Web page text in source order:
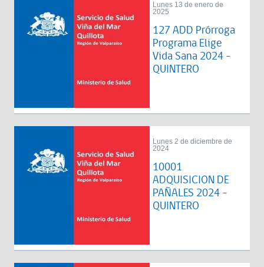
Lunes 13 de enero de
2025
127 ADD Prórroga
Programa Elige
Vida Sana 2024 -
QUINTERO
Lunes 2 de diciembre de
2024
10001
ADQUISICION DE
PAÑALES 2024 -
QUINTERO